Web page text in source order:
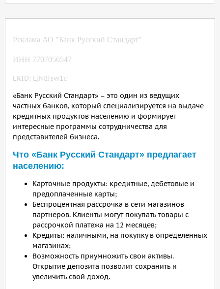
Реклама АО "Банк Русский Стандарт"
ИНН 7707056547
ERID: LjN8Jsw1c
«Банк Русский Стандарт» – это один из ведущих
частных банков, который специализируется на выдаче
кредитных продуктов населению и формирует
интересные программы сотрудничества для
представителей бизнеса.
Что «Банк Русский Стандарт» предлагает
населению:
Карточные продукты: кредитные, дебетовые и
предоплаченные карты;
Беспроцентная рассрочка в сети магазинов-
партнеров. Клиенты могут покупать товары с
рассрочкой платежа на 12 месяцев;
Кредиты: наличными, на покупку в определенных
магазинах;
Возможность приумножить свои активы.
Открытие депозита позволит сохранить и
увеличить свой доход.